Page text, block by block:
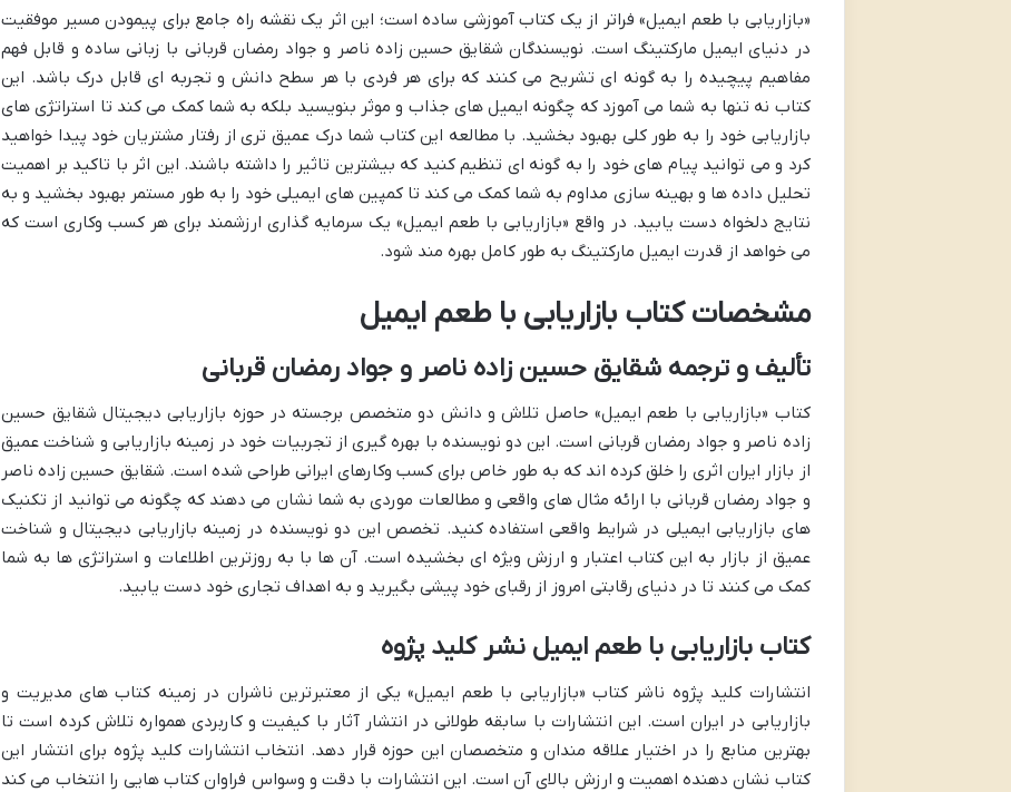
«بازاریابی با طعم ایمیل» فراتر از یک کتاب آموزشی ساده است؛ این اثر یک نقشه راه جامع برای پیمودن مسیر موفقیت
در دنیای ایمیل مارکتینگ است. نویسندگان شقایق حسین زاده ناصر و جواد رمضان قربانی با زبانی ساده و قابل فهم
مفاهیم پیچیده را به گونه ای تشریح می کنند که برای هر فردی با هر سطح دانش و تجربه ای قابل درک باشد. این
کتاب نه تنها به شما می آموزد که چگونه ایمیل های جذاب و موثر بنویسید بلکه به شما کمک می کند تا استراتژی های
بازاریابی خود را به طور کلی بهبود بخشید. با مطالعه این کتاب شما درک عمیق تری از رفتار مشتریان خود پیدا خواهید
کرد و می توانید پیام های خود را به گونه ای تنظیم کنید که بیشترین تاثیر را داشته باشند. این اثر با تاکید بر اهمیت
تحلیل داده ها و بهینه سازی مداوم به شما کمک می کند تا کمپین های ایمیلی خود را به طور مستمر بهبود بخشید و به
نتایج دلخواه دست یابید. در واقع «بازاریابی با طعم ایمیل» یک سرمایه گذاری ارزشمند برای هر کسب وکاری است که
می خواهد از قدرت ایمیل مارکتینگ به طور کامل بهره مند شود.
مشخصات کتاب بازاریابی با طعم ایمیل
تألیف و ترجمه شقایق حسین زاده ناصر و جواد رمضان قربانی
کتاب «بازاریابی با طعم ایمیل» حاصل تلاش و دانش دو متخصص برجسته در حوزه بازاریابی دیجیتال شقایق حسین
زاده ناصر و جواد رمضان قربانی است. این دو نویسنده با بهره گیری از تجربیات خود در زمینه بازاریابی و شناخت عمیق
از بازار ایران اثری را خلق کرده اند که به طور خاص برای کسب وکارهای ایرانی طراحی شده است. شقایق حسین زاده ناصر
و جواد رمضان قربانی با ارائه مثال های واقعی و مطالعات موردی به شما نشان می دهند که چگونه می توانید از تکنیک
های بازاریابی ایمیلی در شرایط واقعی استفاده کنید. تخصص این دو نویسنده در زمینه بازاریابی دیجیتال و شناخت
عمیق از بازار به این کتاب اعتبار و ارزش ویژه ای بخشیده است. آن ها با به روزترین اطلاعات و استراتژی ها به شما
کمک می کنند تا در دنیای رقابتی امروز از رقبای خود پیشی بگیرید و به اهداف تجاری خود دست یابید.
کتاب بازاریابی با طعم ایمیل نشر کلید پژوه
انتشارات کلید پژوه ناشر کتاب «بازاریابی با طعم ایمیل» یکی از معتبرترین ناشران در زمینه کتاب های مدیریت و
بازاریابی در ایران است. این انتشارات با سابقه طولانی در انتشار آثار با کیفیت و کاربردی همواره تلاش کرده است تا
بهترین منابع را در اختیار علاقه مندان و متخصصان این حوزه قرار دهد. انتخاب انتشارات کلید پژوه برای انتشار این
کتاب نشان دهنده اهمیت و ارزش بالای آن است. این انتشارات با دقت و وسواس فراوان کتاب هایی را انتخاب می کند